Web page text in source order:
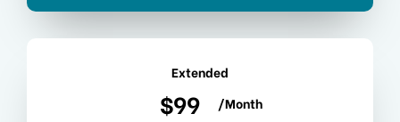
Extended
$99 /Month